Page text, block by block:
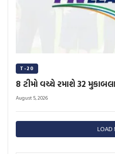
T-20
8 ટીમો વચ્ચે રમાશે 32 મુકાબલા
August 5, 2026
LOAD